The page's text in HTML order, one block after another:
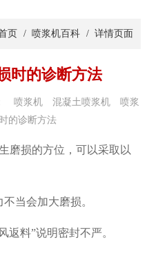
页 / 喷浆机百科 / 详情页面
时的诊断方法
喷浆机 混凝土喷浆机
喷浆
的诊断方法
磨损的方位，可以采取以
当会加大磨损。
返料”说明密封不严。